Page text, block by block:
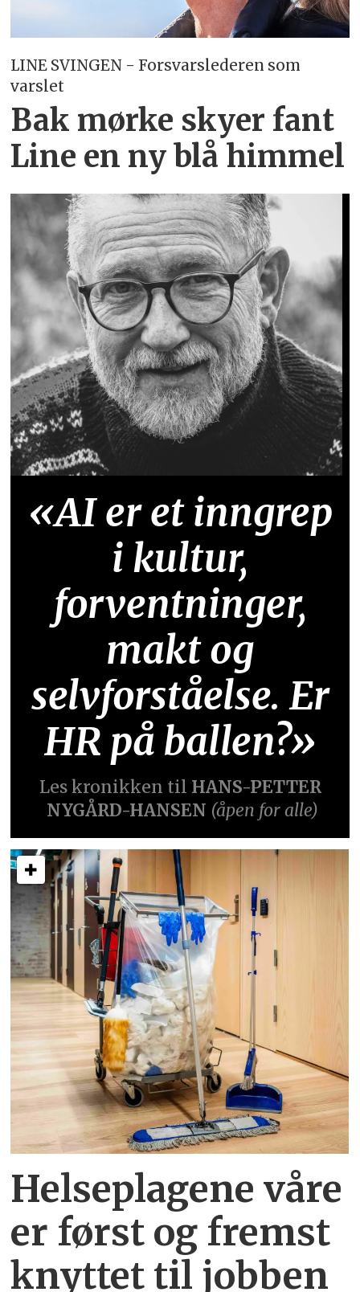
LINE SVINGEN - Forsvarslederen som
varslet
Bak mørke skyer fant
Line en ny blå himmel
«AI er et inngrep
i kultur,
forventninger,
makt og
selvforståelse. Er
HR på ballen?»
Les kronikken til HANS-PETTER
NYGÅRD-HANSEN (åpen for alle)
Helseplagene våre
er først og fremst
knyttet til jobben